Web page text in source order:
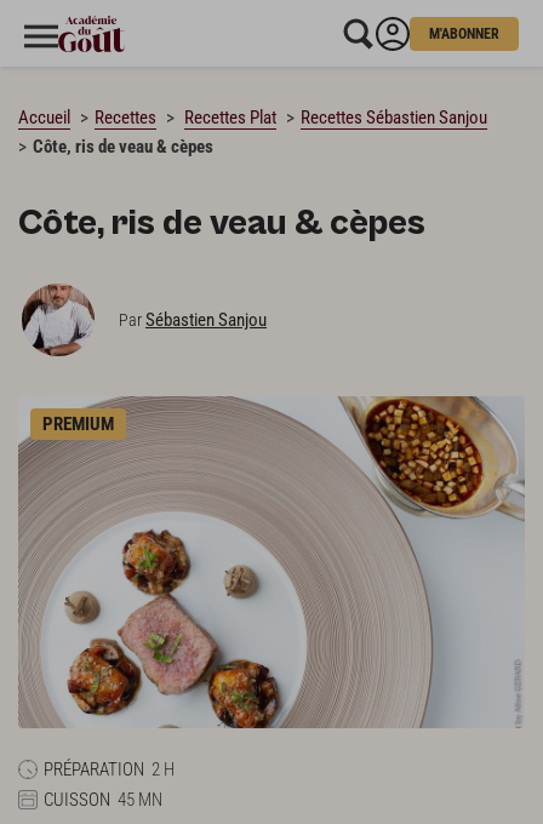
M'ABONNER
Accueil Recettes Recettes Plat
Recettes Sébastien Sanjou
Côte, ris de veau & cèpes
Côte, ris de veau & cèpes
ParSébastien Sanjou
PREMIUM
PRÉPARATION 2 H
CUISSON 45 MN
CHARGEMENT…